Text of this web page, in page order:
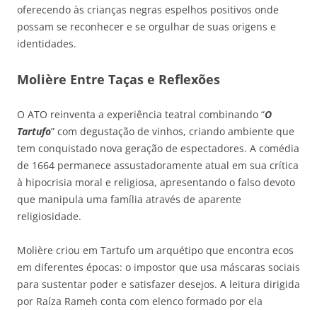
oferecendo às crianças negras espelhos positivos onde
possam se reconhecer e se orgulhar de suas origens e
identidades.
Molière Entre Taças e Reflexões
O ATO reinventa a experiência teatral combinando “O
Tartufo” com degustação de vinhos, criando ambiente que
tem conquistado nova geração de espectadores. A comédia
de 1664 permanece assustadoramente atual em sua crítica
à hipocrisia moral e religiosa, apresentando o falso devoto
que manipula uma família através de aparente
religiosidade.
Molière criou em Tartufo um arquétipo que encontra ecos
em diferentes épocas: o impostor que usa máscaras sociais
para sustentar poder e satisfazer desejos. A leitura dirigida
por Raíza Rameh conta com elenco formado por ela